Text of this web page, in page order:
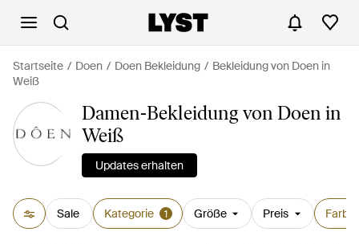
Startseite Doen Doen Bekleidung
Bekleidung von Doen in
Weiß
Damen-Bekleidung von Doen in
Weiß
Updates erhalten
Sale Kategorie 1 Größe Preis Farbe